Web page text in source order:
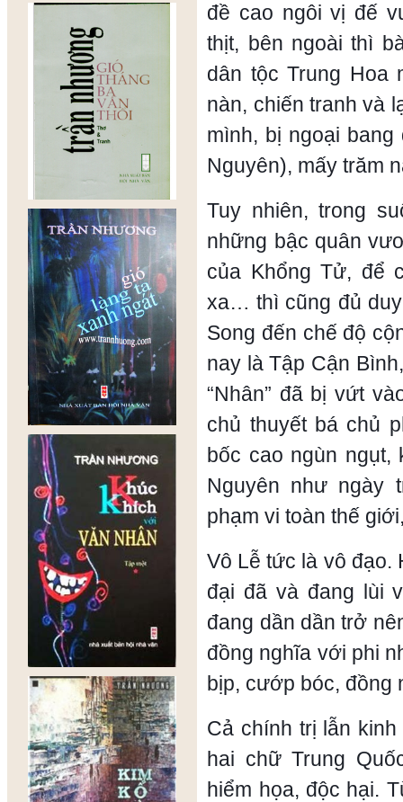
đề cao ngôi vị đế
thịt, bên ngoài thì
dân tộc Trung Hoa
nàn, chiến tranh và
mình, bị ngoại
Nguyên), mấy trăm
Tuy nhiên, trong
những bậc quân
của Khổng Tử, để
xa… thì cũng đủ
Song đến chế độ
nay là Tập Cận
“Nhân” đã bị vứt
chủ thuyết bá chủ
bốc cao ngùn ngụt,
Nguyên như ngày
phạm vi toàn thế
Vô Lễ tức là vô đạo.
đại đã và đang lùi
đang dần dần trở
đồng nghĩa với phi
bịp, cướp bóc,
Cả chính trị lẫn
hai chữ Trung
hiểm họa, độc hại.